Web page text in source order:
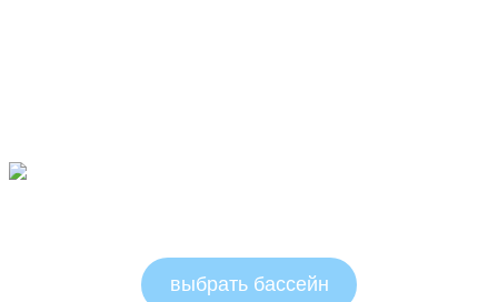
выбрать бассейн